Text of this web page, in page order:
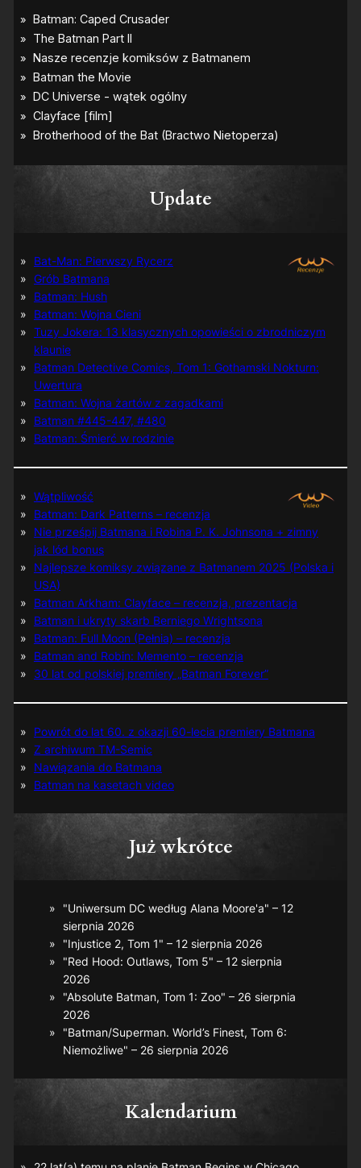
Update
Bat-Man: Pierwszy Rycerz
Grób Batmana
Batman: Hush
Batman: Wojna Cieni
Tuzy Jokera: 13 klasycznych opowieści o zbrodniczym
klaunie
Batman Detective Comics, Tom 1: Gothamski Nokturn:
Uwertura
Batman: Wojna żartów z zagadkami
Batman #445-447, #480
Batman: Śmierć w rodzinie
Wątpliwość
Batman: Dark Patterns – recenzja
Nie prześpij Batmana i Robina P. K. Johnsona + zimny
jak lód bonus
Najlepsze komiksy związane z Batmanem 2025 (Polska i
USA)
Batman Arkham: Clayface – recenzja, prezentacja
Batman i ukryty skarb Berniego Wrightsona
Batman: Full Moon (Pełnia) – recenzja
Batman and Robin: Memento – recenzja
30 lat od polskiej premiery „Batman Forever”
Powrót do lat 60. z okazji 60-lecia premiery Batmana
Z archiwum TM-Semic
Nawiązania do Batmana
Batman na kasetach video
Już wkrótce
"Uniwersum DC według Alana Moore'a" – 12
sierpnia 2026
"Injustice 2, Tom 1" – 12 sierpnia 2026
"Red Hood: Outlaws, Tom 5" – 12 sierpnia
2026
"Absolute Batman, Tom 1: Zoo" – 26 sierpnia
2026
"Batman/Superman. World’s Finest, Tom 6:
Niemożliwe" – 26 sierpnia 2026
Kalendarium